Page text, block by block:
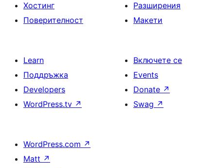
Хостинг
Поверителност
Разширения
Макети
Learn
Поддръжка
Developers
WordPress.tv ↗
Включете се
Events
Donate ↗
Swag ↗
WordPress.com ↗
Matt ↗